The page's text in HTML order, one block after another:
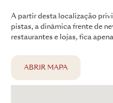
A partir desta localização
pistas, a dinâmica frente de
restaurantes e lojas, fica
ABRIR MAPA